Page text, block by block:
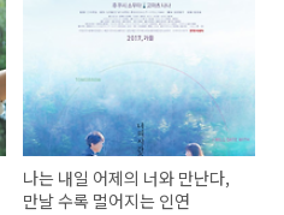
나는 내일 어제의 너와 만난다,
만날 수록 멀어지는 인연